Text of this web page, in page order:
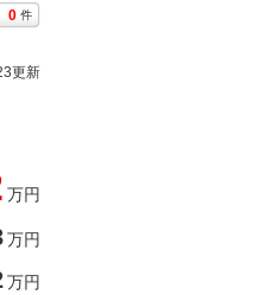
0
更新
万円
万円
万円